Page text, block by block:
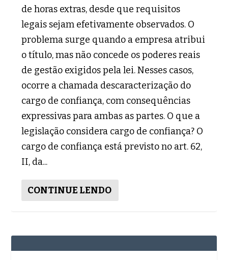
de horas extras, desde que requisitos
legais sejam efetivamente observados. O
problema surge quando a empresa atribui
o título, mas não concede os poderes reais
de gestão exigidos pela lei. Nesses casos,
ocorre a chamada descaracterização do
cargo de confiança, com consequências
expressivas para ambas as partes. O que a
legislação considera cargo de confiança? O
cargo de confiança está previsto no art. 62,
II, da...
CONTINUE LENDO